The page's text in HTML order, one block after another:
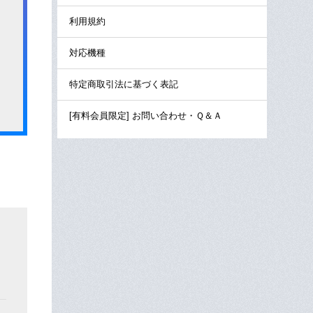
利用規約
対応機種
特定商取引法に基づく表記
[有料会員限定] お問い合わせ・Ｑ＆Ａ